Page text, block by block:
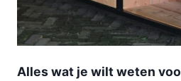
Alles wat je wilt weten